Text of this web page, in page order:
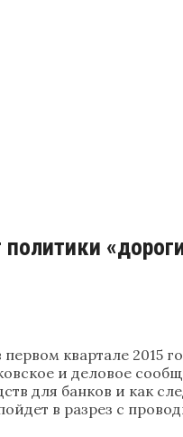
квартале 2015
и деловое
для банков и как
в разрез с